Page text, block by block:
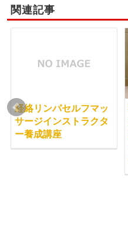
関連記事
経絡リンパセルフマッ
サージインストラクタ
ー養成講座